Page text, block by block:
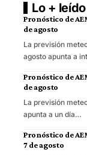
Lo + leído
Pronóstico de
de agosto
La previsión
agosto apunta a
Pronóstico de
de agosto
La previsión
apunta a un día…
Pronóstico de
7 de agosto